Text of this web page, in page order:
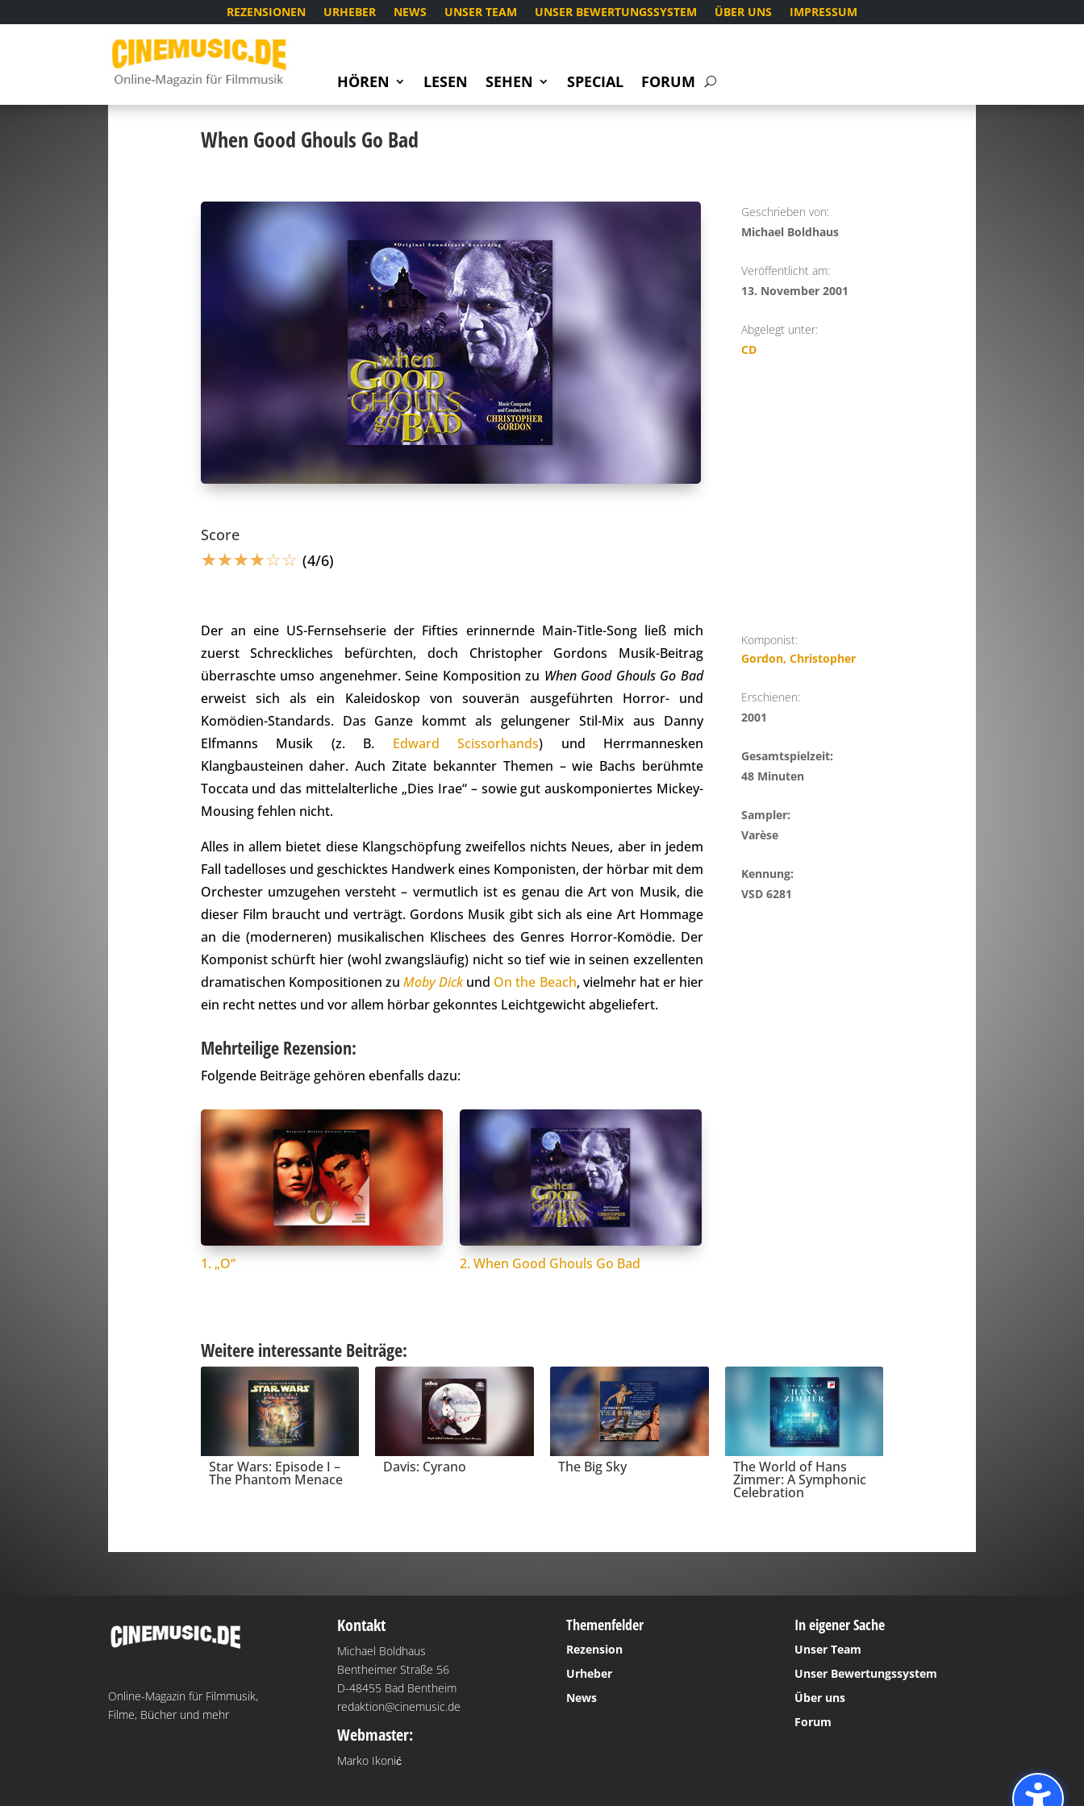
REZENSIONEN URHEBER NEWS UNSER TEAM UNSER BEWERTUNGSSYSTEM ÜBER UNS IMPRESSUM
HÖREN LESEN SEHEN SPECIAL FORUM
When Good Ghouls Go Bad
Geschrieben von:
Michael Boldhaus
Veröffentlicht am:
13. November 2001
Abgelegt unter:
CD
Score
☆☆☆☆☆☆ (4/6)
Der an eine US-Fernsehserie der Fifties erinnernde Main-Title-Song ließ mich
zuerst Schreckliches befürchten, doch Christopher Gordons Musik-Beitrag
überraschte umso angenehmer. Seine Komposition zu When Good Ghouls Go Bad
erweist sich als ein Kaleidoskop von souverän ausgeführten Horror- und
Komödien-Standards. Das Ganze kommt als gelungener Stil-Mix aus Danny
Elfmanns Musik (z. B. Edward Scissorhands) und Herrmannesken
Klangbausteinen daher. Auch Zitate bekannter Themen – wie Bachs berühmte
Toccata und das mittelalterliche „Dies Irae“ – sowie gut auskomponiertes Mickey-
Mousing fehlen nicht.
Alles in allem bietet diese Klangschöpfung zweifellos nichts Neues, aber in jedem
Fall tadelloses und geschicktes Handwerk eines Komponisten, der hörbar mit dem
Orchester umzugehen versteht – vermutlich ist es genau die Art von Musik, die
dieser Film braucht und verträgt. Gordons Musik gibt sich als eine Art Hommage
an die (moderneren) musikalischen Klischees des Genres Horror-Komödie. Der
Komponist schürft hier (wohl zwangsläufig) nicht so tief wie in seinen exzellenten
dramatischen Kompositionen zu Moby Dickund On the Beach, vielmehr hat er hier
ein recht nettes und vor allem hörbar gekonntes Leichtgewicht abgeliefert.
Mehrteilige Rezension:
Folgende Beiträge gehören ebenfalls dazu:
1. „O“ 2. When Good Ghouls Go Bad
Komponist:
Gordon, Christopher
Erschienen:
2001
Gesamtspielzeit:
48 Minuten
Sampler:
Varèse
Kennung:
VSD 6281
Weitere interessante Beiträge:
Star Wars: Episode I –
The Phantom Menace
Davis: Cyrano The Big Sky The World of Hans
Zimmer: A Symphonic
Celebration
Online-Magazin für Filmmusik,
Filme, Bücher und mehr
Kontakt
Michael Boldhaus
Bentheimer Straße 56
D-48455 Bad Bentheim
redaktion@cinemusic.de
Webmaster:
Marko Ikonić
Themenfelder
Rezension
Urheber
News
In eigener Sache
Unser Team
Unser Bewertungssystem
Über uns
Forum